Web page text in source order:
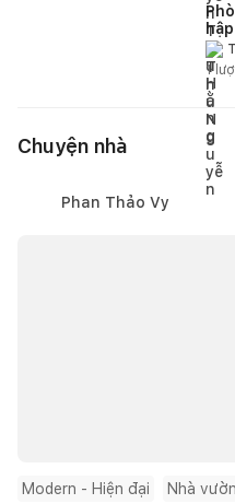
1
Chuyện nhà
Phan Thảo Vy
Modern - Hiện đại Nhà vườn